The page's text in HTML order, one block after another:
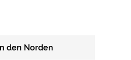
den Norden